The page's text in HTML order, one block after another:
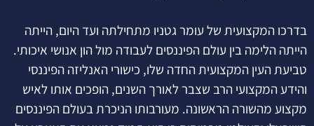
בדרכו המקצועית של עומר גטניו מתחילתה ועד היום, הייתה
הייתה הלימה בין עולם הפיננסים לעבודה מול הון אנושי איכותי.
טביעת העין המקצועית החדה שלו, כישורי האנליזה הפיננסי
והידע המקצועי הרב שצבר לאורך השנים, הופכים אותו לאיש
מקצוע מהשורה הראשונה. מעורבותו הניכרת בעולם הפיננסים